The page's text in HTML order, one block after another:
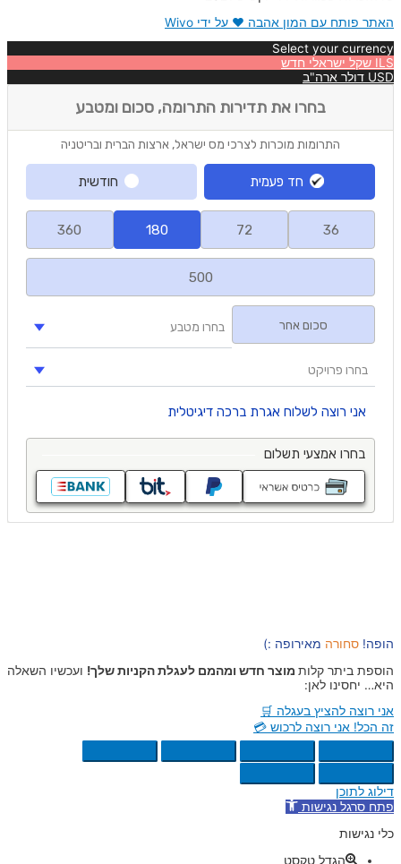
האתר פותח עם המון אהבה ❤ על ידי Wivo
Select your currency
ILS שקל ישראלי חדש
USD דולר ארה"ב
הופה! סחורה מאירופה :)
הוספת ביתר קלות מוצר חדש ומהמם לעגלת הקניות שלך! ועכשיו השאלה
היא… יחסינו לאן:
אני רוצה להציץ בעגלה 🛒
זה הכל! אני רוצה לרכוש 💳
דילוג לתוכן
פתח סרגל נגישות
כלי נגישות
הגדל טקסט